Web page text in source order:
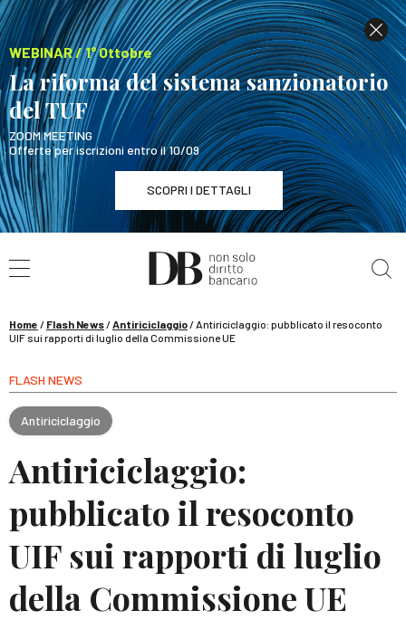
WEBINAR / 1° Ottobre
La riforma del sistema sanzionatorio
del TUF
ZOOM MEETING
Offerte per iscrizioni entro il 10/09
SCOPRI I DETTAGLI
WEBINAR / 1° Ottobre
La riforma del sistema sanzionatorio del TUF
Home / Flash News/Antiriciclaggio/Antiriciclaggio: pubblicato il resoconto
UIF sui rapporti di luglio della Commissione UE
FLASH NEWS
Antiriciclaggio
Antiriciclaggio:
pubblicato il resoconto
UIF sui rapporti di luglio
della Commissione UE